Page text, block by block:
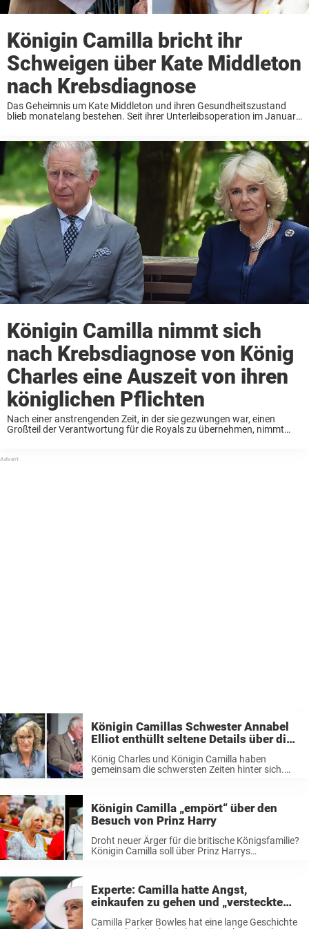
Königin Camilla bricht ihr
Schweigen über Kate Middleton
nach Krebsdiagnose
Das Geheimnis um Kate Middleton und ihren Gesundheitszustand
blieb monatelang bestehen. Seit ihrer Unterleibsoperation im Januar
äußerten ...
Königin Camilla nimmt sich
nach Krebsdiagnose von König
Charles eine Auszeit von ihren
königlichen Pflichten
Nach einer anstrengenden Zeit, in der sie gezwungen war, einen
Großteil der Verantwortung für die Royals zu übernehmen, nimmt
Königin Camillas Schwester Annabel
Elliot enthüllt seltene Details über die
König Charles und Königin Camilla haben
gemeinsam die schwersten Zeiten hinter sich.
berüchtigten Affäre, als sie noch ...
Königin Camilla „empört“ über den
Besuch von Prinz Harry
Droht neuer Ärger für die britische Königsfamilie?
Königin Camilla soll über Prinz Harrys
Zustimmung des ...
Experte: Camilla hatte Angst,
einkaufen zu gehen und „versteckte
Camilla Parker Bowles hat eine lange Geschichte